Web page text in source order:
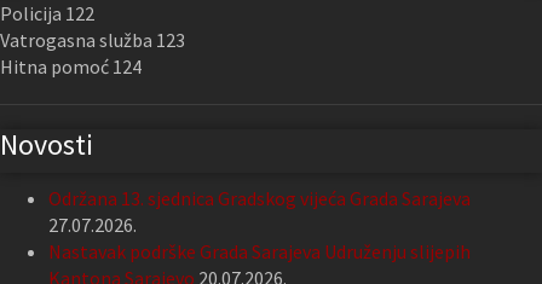
Policija 122
Vatrogasna služba 123
Hitna pomoć 124
Novosti
Održana 13. sjednica Gradskog vijeća Grada Sarajeva
27.07.2026.
Nastavak podrške Grada Sarajeva Udruženju slijepih
Kantona Sarajevo 20.07.2026.